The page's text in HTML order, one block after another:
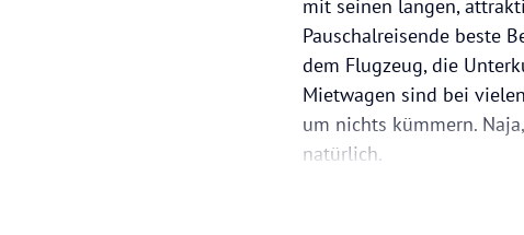
mit seinen langen,
Pauschalreisende beste
dem Flugzeug, die
Mietwagen sind bei
um nichts kümmern.
natürlich.
Kefalonia ist rund 48